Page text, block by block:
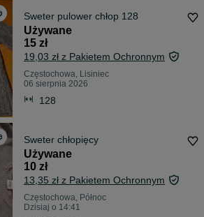
Sweter pulower chłop 128
Używane
15 zł
19,03 zł z Pakietem Ochronnym
Częstochowa, Lisiniec
06 sierpnia 2026
128
Sweter chłopięcy
Używane
10 zł
13,35 zł z Pakietem Ochronnym
Częstochowa, Północ
Dzisiaj o 14:41